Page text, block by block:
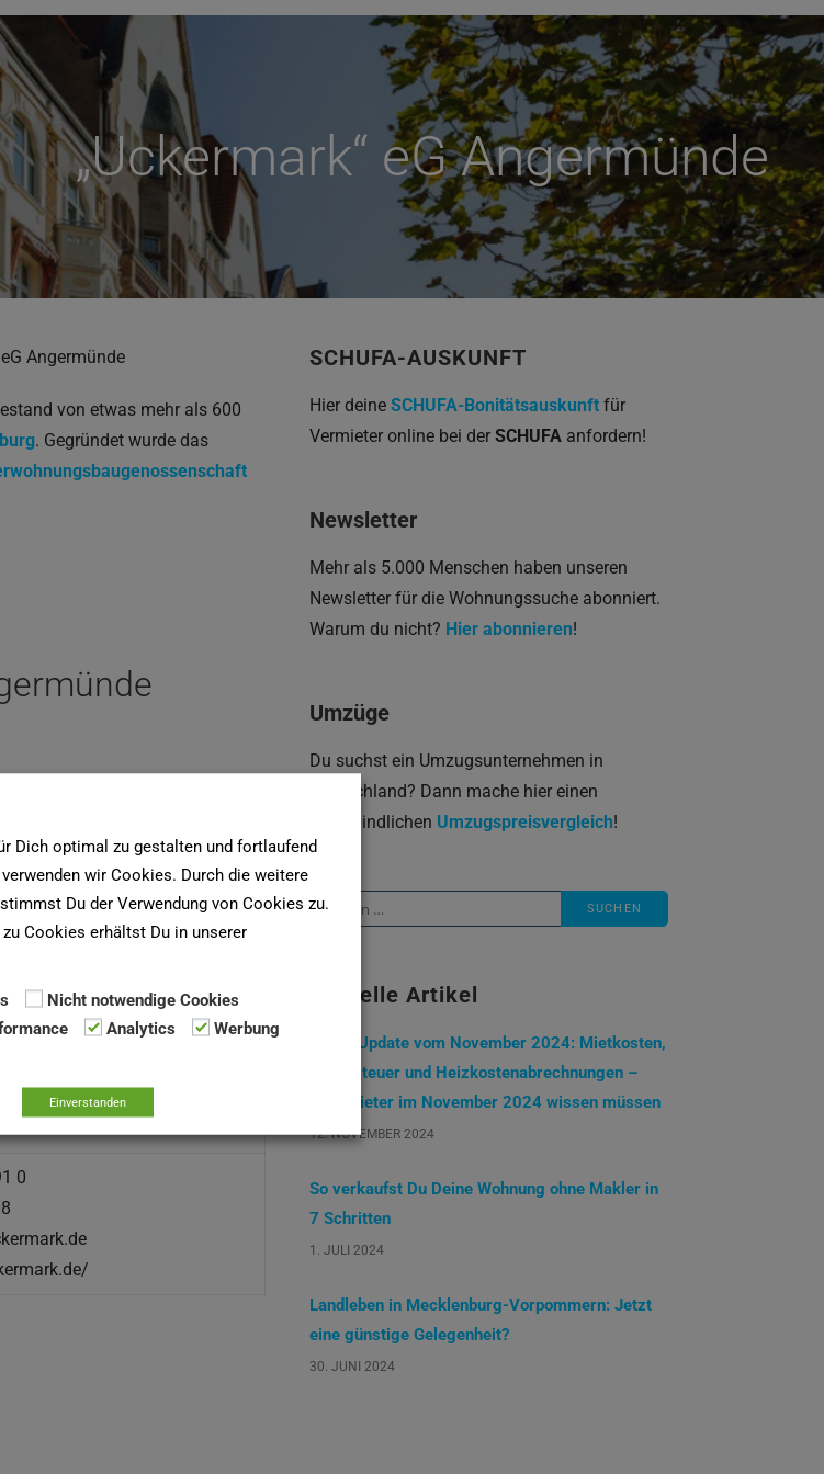
„Uckermark“ eG Angermünde
Angermünde
von etwas mehr als 600
. Gegründet wurde das
eG
0
SCHUFA-AUSKUNFT
Hier deineSCHUFA-Bonitätsauskunft für
Vermieter online bei derSCHUFA anfordern!
Newsletter
Mehr als 5.000 Menschen haben unseren
Newsletter für die Wohnungssuche abonniert.
Warum du nicht? Hier abonnieren!
Umzüge
Du suchst ein Umzugsunternehmen in
Deutschland? Dann mache hier einen
unverbindlichen Umzugspreisvergleich!
Suche
Aktuelle Artikel
MieterUpdate vom November 2024: Mietkosten,
Grundsteuer und Heizkostenabrechnungen –
Was Mieter im November 2024 wissen müssen
12. NOVEMBER 2024
So verkaufst Du Deine Wohnung ohne Makler in
7 Schritten
1. JULI 2024
Landleben in Mecklenburg-Vorpommern: Jetzt
eine günstige Gelegenheit?
30. JUNI 2024
Dich optimal zu gestalten und fortlaufend
wir Cookies. Durch die weitere
Du der Verwendung von Cookies zu.
Cookies erhältst Du in unserer
Nicht notwendige Cookies
Analytics
Werbung
Einverstanden